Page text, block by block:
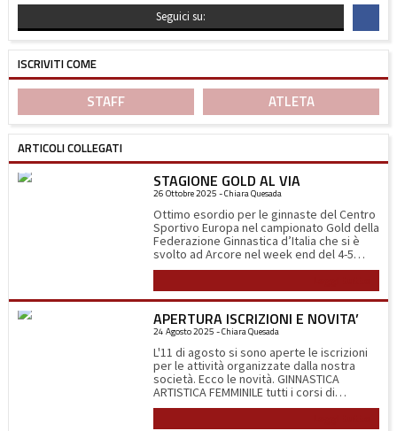
Seguici su:
ISCRIVITI COME
STAFF ATLETA
ARTICOLI COLLEGATI
STAGIONE GOLD AL VIA
26 Ottobre 2025 - Chiara Quesada
Ottimo esordio per le ginnaste del Centro
Sportivo Europa nel campionato Gold della
Federazione Ginnastica d’Italia che si è
svolto ad Arcore nel week end del 4-5
ottobre. Sabato 4 alle 11.00 del mattino
squadra Gold 3b (2014-2012) composta da
Dell’Acqua, Camilla Fanzago e Giulia
Terraneo. La gara inizia all’attrezzo più
temuto, la trave, nella quale le ginnaste
devono eseguire i loro esercizi ad 1,2
metro da terra su una superficie di 10 cm.
Per tutte ottime esecuzioni che
dimostrano la loro determinazione. Si
grazie alla loro eleganza ed espressività
APERTURA ISCRIZIONI E NOVITA’
24 Agosto 2025 - Chiara Quesada
L'11 di agosto si sono aperte le iscrizioni
per le attività organizzate dalla nostra
società. Ecco le novità. GINNASTICA
ARTISTICA FEMMINILE tutti i corsi di
avviamento alla disciplina sono stati